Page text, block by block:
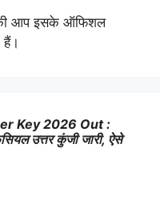
आप इसके ऑफिशल
Key 2026 Out :
उत्तर कुंजी जारी, ऐसे